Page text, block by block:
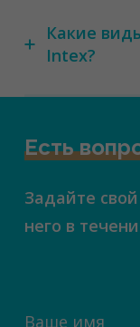
Какие
Intex?
Есть
Задайте
него в